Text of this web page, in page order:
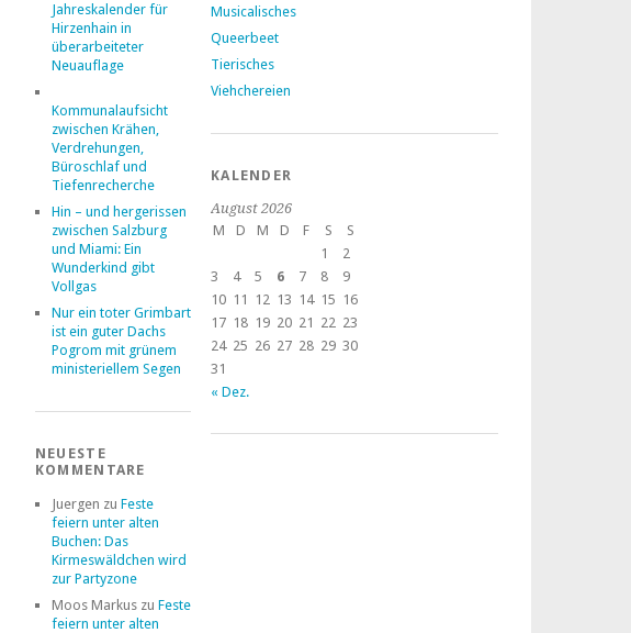
Jahreskalender für
Hirzenhain in
überarbeiteter
Neuauflage
Kommunalaufsicht
zwischen Krähen,
Verdrehungen,
Büroschlaf und
Tiefenrecherche
Hin – und hergerissen
zwischen Salzburg
und Miami: Ein
Wunderkind gibt
Vollgas
Nur ein toter Grimbart
ist ein guter Dachs
Pogrom mit grünem
ministeriellem Segen
NEUESTE
KOMMENTARE
Juergen zu Feste
feiern unter alten
Buchen: Das
Kirmeswäldchen wird
zur Partyzone
Moos Markuszu Feste
feiern unter alten
Musicalisches
Queerbeet
Tierisches
Viehchereien
KALENDER
August 2026
M
D M D F S
S
1
2
3
4 5 6 7 8
9
10 11 12 13 14 15 16
17 18 19 20 21 22 23
24 25 26 27 28 29 30
31
« Dez.